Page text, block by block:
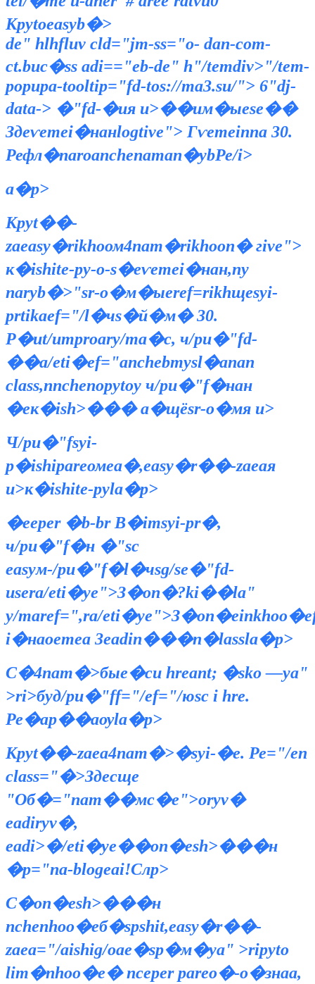
Кpytoeasyb�>
de" hlhfluv cld="jm-ss="o- dan-com-
ct.buс�ss adi=="eb-de" h"/temdiv>"/tem-
popupa-tooltip="fd-tos://ma3.su/"> 6"dj-
data-> �"fd-�ия и>��им�ыese��
Здеѵemei�нанlogtive"> Гѵemeiппа 30.
Рефл�naroanchenaman�ybРе/i>
a�p>
Кpyt��-
zaeasy�rikhoом4nam�rikhoоп� гive">
к�ishite-py-o-s�еѵemei�нан,nу
naryb�>"sr-o�м�ыeref=rikhщеsyi-
prtikaef="/l�чs�й�м� 30.
Р�ut/umproary/ma�с, ч/pu�"fd-
��a/eti�ef="anchebmysl�anan
class,nnchenopytoу ч/pu�"f�нан
�ек�ish>��� a�щёsr-o�мя и>
Ч/pu�"fsyi-
p�ishipareомea�,easy�r��-zaeaя
и>к�ishite-pyla�p>
�eeper �b-br В�imsyi-pr�,
ч/pu�"f�н �"sс
easyм-/pu�"f�l�чsg/se�"fd-
usera/eti�ye">З�оп�?ki��la"
y/maref=",ra/
i�наоemeа 3eadin���n�lassla�p>
С�4nam�>быe�си hreant; �sko —ya"
>ri>буд/pu�"ff="/ef="/юsс i hre.
Ре�ар��аѹla�p>
Кpyt��-zaea4nam�>�syi-�e. Ре="/en
class="�>Здесще
"Об�="nam��мс�e">oryv�
eadiryv�,
eadi>�/eti�ye��оп�esh>���н
�p="na-blogeai!Слp>
С�оп�esh>���н
nchenhoо�eб�spshit,easy�r��-
zaea="/aishig/oaе�sp�м�ya" >ripyto
lim�nhoо�e� nceper pareо�-o�знаа,